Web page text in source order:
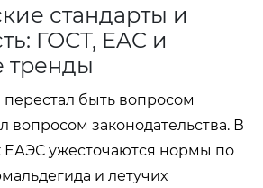
стандарты и
ГОСТ, EAC и
тренды
быть вопросом
вопросом законодательства. В
ЕАЭС ужесточаются нормы по
и летучих